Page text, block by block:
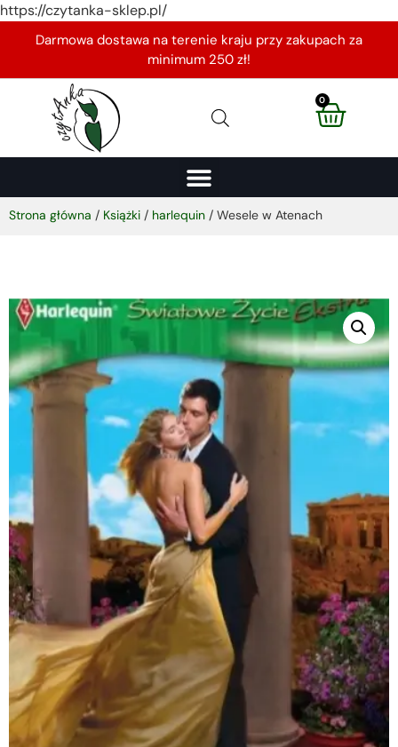
https://czytanka-sklep.pl/
Darmowa dostawa na terenie kraju przy zakupach za
minimum 250 zł!
0
Strona główna / Książki / harlequin / Wesele w Atenach